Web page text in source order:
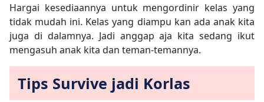
Hargai kesediaannya untuk mengordinir kelas yang
tidak mudah ini. Kelas yang diampu kan ada anak kita
juga di dalamnya. Jadi anggap aja kita sedang ikut
mengasuh anak kita dan teman-temannya.
Tips Survive jadi Korlas